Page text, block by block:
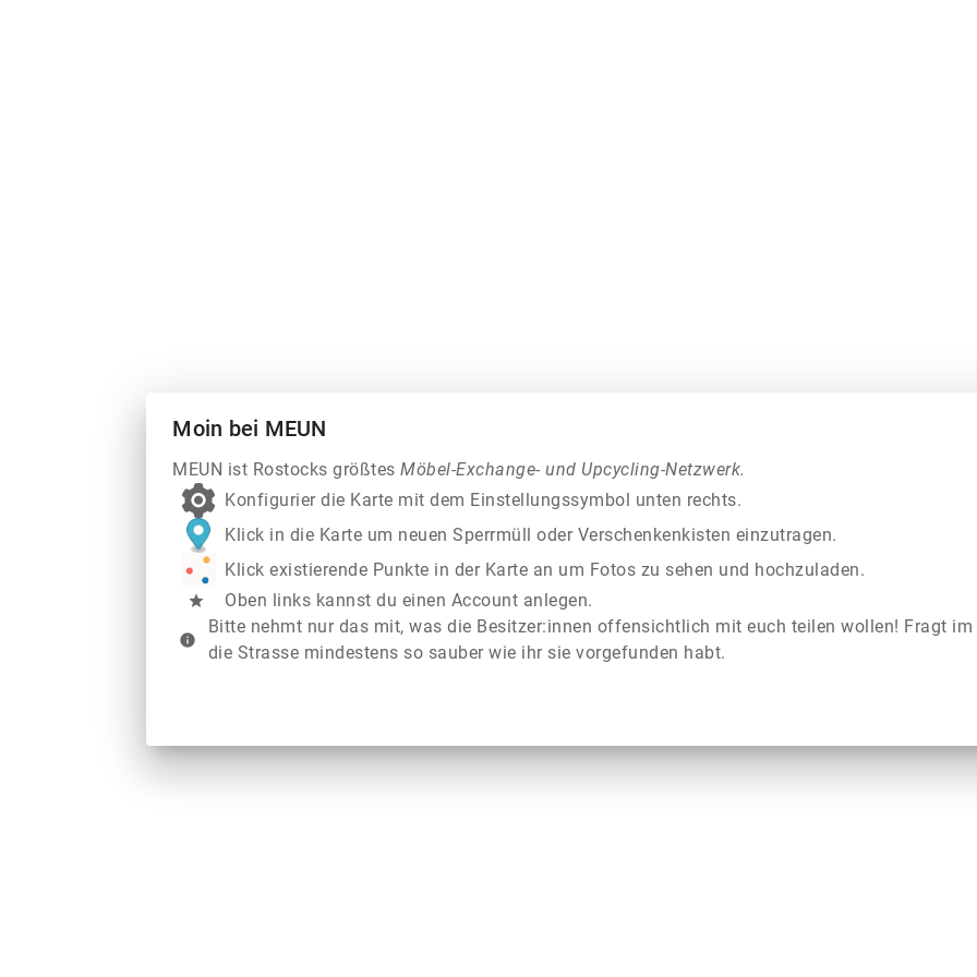
Moin bei MEUN
MEUN ist Rostocks größtesMöbel-Exchange- und Upcycling-Netzwerk.
Konfigurier die Karte mit dem Einstellungssymbol unten rechts.
Klick in die Karte um neuen Sperrmüll oder Verschenkenkisten einzutragen.
Klick existierende Punkte in der Karte an um Fotos zu sehen und hochzuladen.
star Oben links kannst du einen Account anlegen.
info
Bitte nehmt nur das mit, was die Besitzer:innen offensichtlich mit euch teilen wollen! Fragt
die Strasse mindestens so sauber wie ihr sie vorgefunden habt.